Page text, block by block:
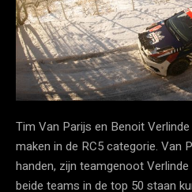
Tim Van Parijs en Benoit
maken in de RC5 categorie. Van
handen, zijn teamgenoot
beide teams in de top 50 staan